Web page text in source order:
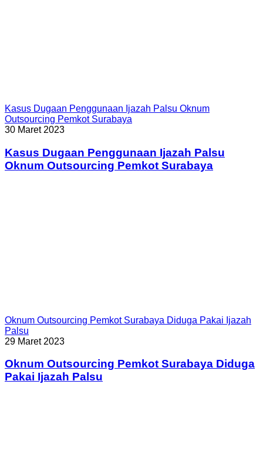
Kasus Dugaan Penggunaan Ijazah Palsu Oknum
Outsourcing Pemkot Surabaya
30 Maret 2023
Kasus Dugaan Penggunaan Ijazah Palsu
Oknum Outsourcing Pemkot Surabaya
Oknum Outsourcing Pemkot Surabaya Diduga Pakai Ijazah
Palsu
29 Maret 2023
Oknum Outsourcing Pemkot Surabaya Diduga
Pakai Ijazah Palsu